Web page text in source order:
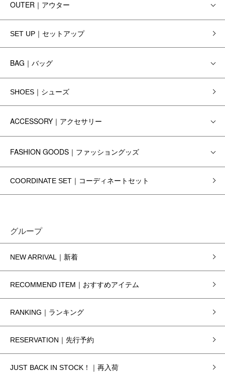
OUTER｜アウター
SET UP｜セットアップ
BAG｜バッグ
SHOES｜シューズ
ACCESSORY｜アクセサリー
FASHION GOODS｜ファッショングッズ
COORDINATE SET｜コーディネートセット
グループ
NEW ARRIVAL｜新着
RECOMMEND ITEM｜おすすめアイテム
RANKING｜ランキング
RESERVATION｜先行予約
JUST BACK IN STOCK！｜再入荷